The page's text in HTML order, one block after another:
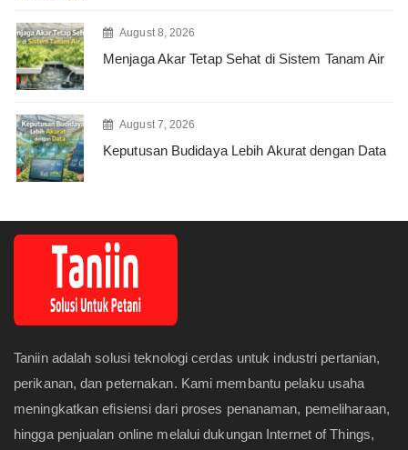
August 8, 2026
Menjaga Akar Tetap Sehat di Sistem Tanam Air
August 7, 2026
Keputusan Budidaya Lebih Akurat dengan Data
Taniin adalah solusi teknologi cerdas untuk industri pertanian,
perikanan, dan peternakan. Kami membantu pelaku usaha
meningkatkan efisiensi dari proses penanaman, pemeliharaan,
hingga penjualan online melalui dukungan Internet of Things,